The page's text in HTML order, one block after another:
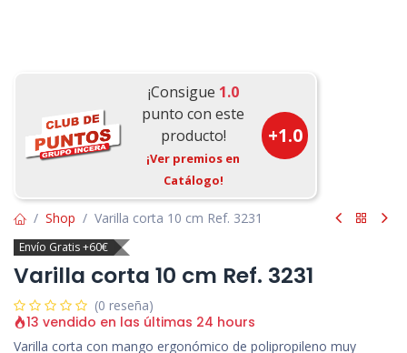
¡Consigue 1.0
punto con este
producto!
¡Ver premios en
Catálogo!
+1.0
Shop Varilla corta 10 cm Ref. 3231
Envío Gratis +60€
Varilla corta 10 cm Ref. 3231
(0 reseña)
13 vendido en las últimas 24 hours
Varilla corta con mango ergonómico de polipropileno muy